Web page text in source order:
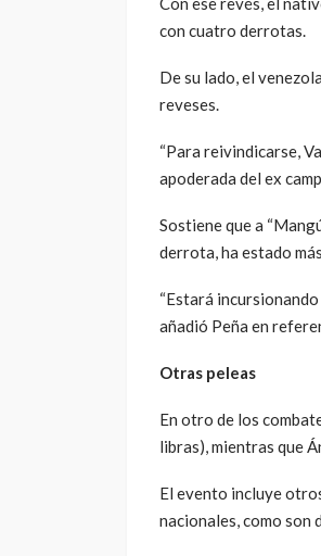
con cuatro derrotas.
De su lado, el
reveses.
“Para reivindicarse,
apoderada del ex
Sostiene que a
derrota, ha estado
“Estará
añadió Peña en
Otras peleas
En otro de los
libras), mientras que
El evento incluye
nacionales, como son